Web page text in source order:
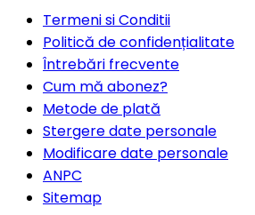
Termeni si Conditii
Politică de confidențialitate
Întrebări frecvente
Cum mă abonez?
Metode de plată
Stergere date personale
Modificare date personale
ANPC
Sitemap